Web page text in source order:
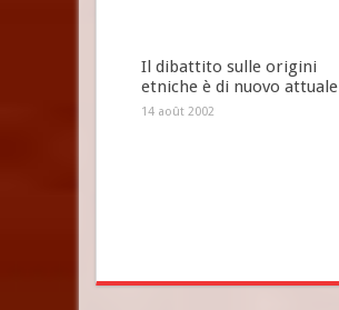
Il dibattito sulle origini
etniche è di nuovo attuale
14 août 2002